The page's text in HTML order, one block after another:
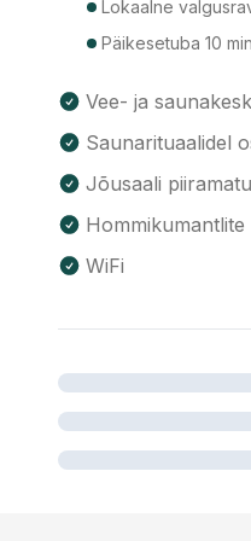
Lokaalne
Päikesetuba 10 min
Vee- ja
Saunarituaalidel
Jõusaali
Hommikumantlite
WiFi